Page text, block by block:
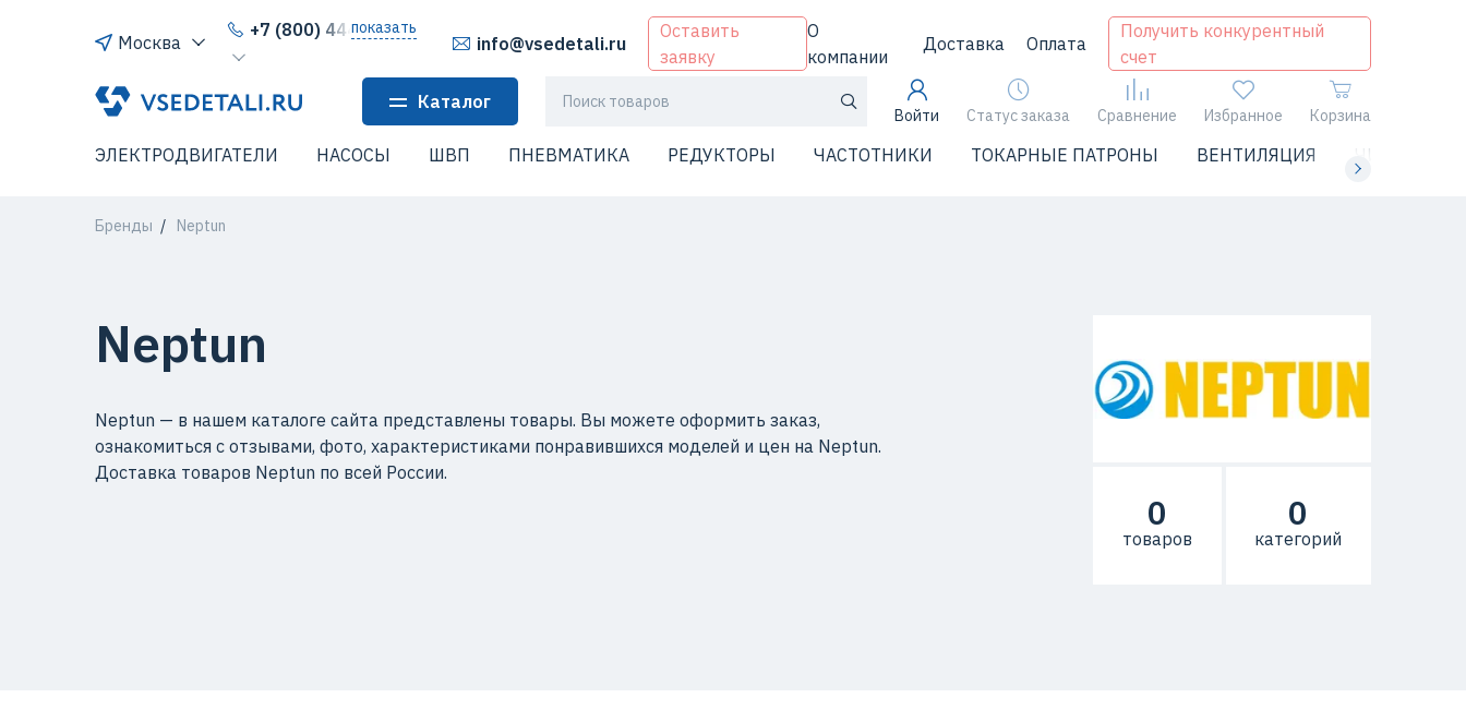
Москва
+7 (800) 444-64-80
показать
info@vsedetali.ru
Оставить
заявку
О
компании
Доставка Оплата
Получить конкурентный
счет
Каталог
Войти Статус заказа Сравнение Избранное Корзина
ЭЛЕКТРОДВИГАТЕЛИ НАСОСЫ ШВП ПНЕВМАТИКА РЕДУКТОРЫ ЧАСТОТНИКИ ТОКАРНЫЕ ПАТРОНЫ ВЕНТИЛЯЦИЯ ЧИЛЛЕРЫ
Бренды Neptun
Neptun
Neptun — в нашем каталоге сайта представлены товары. Вы можете оформить заказ,
ознакомиться с отзывами, фото, характеристиками понравившихся моделей и цен на Neptun.
Доставка товаров Neptun по всей России.
0
товаров
0
категорий